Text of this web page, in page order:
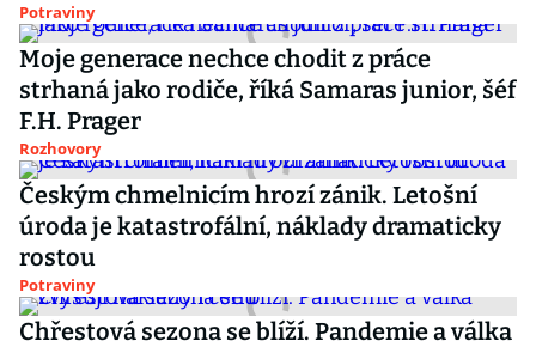
Potraviny
Moje generace nechce chodit z práce
strhaná jako rodiče, říká Samaras junior, šéf
F.H. Prager
Rozhovory
Českým chmelnicím hrozí zánik. Letošní
úroda je katastrofální, náklady dramaticky
rostou
Potraviny
Chřestová sezona se blíží. Pandemie a válka